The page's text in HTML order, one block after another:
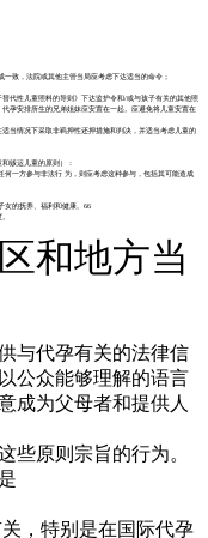
致，法院或其他主管当局应考虑下达适当的命令；
代性儿童照料的导则》下达监护令和/或与孩子有关的其他照
孕安排所生的兄弟姐妹应安置在一起。应避免将儿童安置在
当情况下采取非羁押性还押措施和判决，并适当考虑儿童的
贩运儿童的原则）：
一方参与非法行 为，则应考虑这种参与，包括其可能造成
女的抚养、福利和健康。66
和地方当
与代孕有关的法律信
公众能够理解的语言
成为父母者和提供人
些原则宗旨的行为。
，特别是在国际代孕